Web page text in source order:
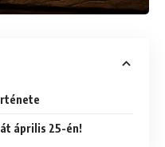
április 25-én!